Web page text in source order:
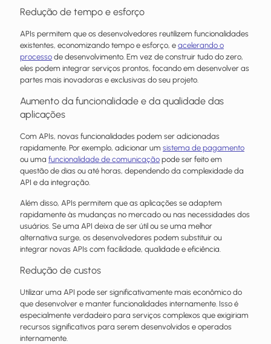
Redução de tempo e esforço
APIs permitem que os desenvolvedores reutilizem funcionalidades
existentes, economizando tempo e esforço, e acelerando o
processo de desenvolvimento. Em vez de construir tudo do zero,
eles podem integrar serviços prontos, focando em desenvolver as
partes mais inovadoras e exclusivas do seu projeto.
Aumento da funcionalidade e da qualidade das
aplicações
Com APIs, novas funcionalidades podem ser adicionadas
rapidamente. Por exemplo, adicionar um sistema de pagamento
ou uma funcionalidade de comunicação pode ser feito em
questão de dias ou até horas, dependendo da complexidade da
API e da integração.
Além disso, APIs permitem que as aplicações se adaptem
rapidamente às mudanças no mercado ou nas necessidades dos
usuários. Se uma API deixa de ser útil ou se uma melhor
alternativa surge, os desenvolvedores podem substituir ou
integrar novas APIs com facilidade, qualidade e eficiência.
Redução de custos
Utilizar uma API pode ser significativamente mais econômico do
que desenvolver e manter funcionalidades internamente. Isso é
especialmente verdadeiro para serviços complexos que exigiriam
recursos significativos para serem desenvolvidos e operados
internamente.